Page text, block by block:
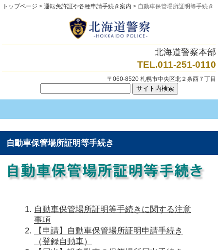
トップページ > 運転免許証や各種申請手続き案内 > 自動車保管場所証明等手続き
北海道警察本部
TEL.011-251-0110
〒060-8520 札幌市中央区北２条西７丁目
自動車保管場所証明等手続き
自動車保管場所証明等手続きに関する注意
事項
【申請】自動車保管場所証明申請手続き
（登録自動車）